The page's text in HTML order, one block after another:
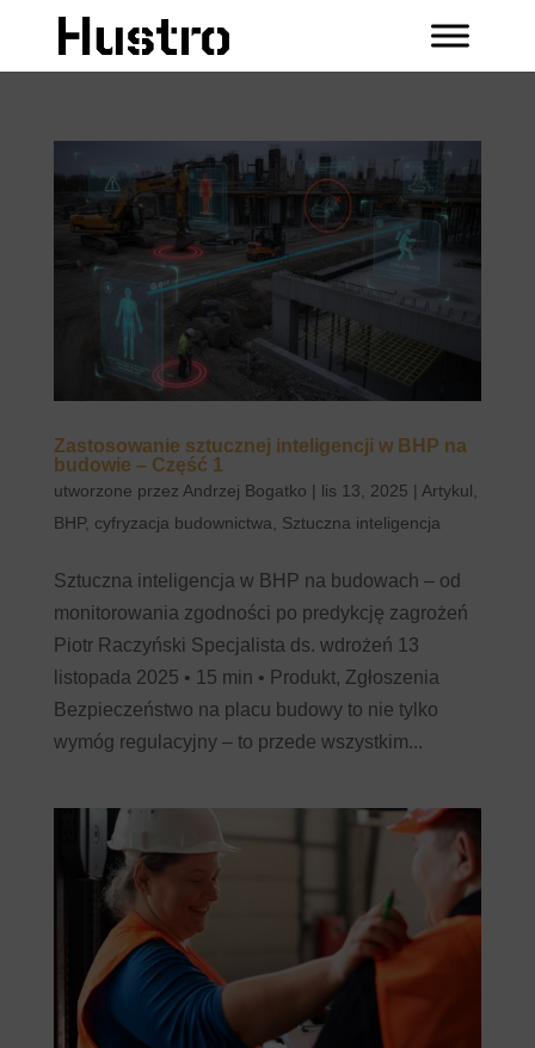
Zastosowanie sztucznej inteligencji w BHP na
budowie – Część 1
utworzone przez Andrzej Bogatko | lis 13, 2025 | Artykul
BHP, cyfryzacja budownictwa Sztuczna inteligencja
Sztuczna inteligencja w BHP na budowach – od
monitorowania zgodności po predykcję zagrożeń
Piotr Raczyński Specjalista ds. wdrożeń 13
listopada 2025 • 15 min • Produkt, Zgłoszenia
Bezpieczeństwo na placu budowy to nie tylko
wymóg regulacyjny – to przede wszystkim...